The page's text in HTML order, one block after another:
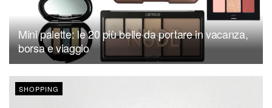
Mini palette: le 20 più belle da portare in vacanza,
borsa e viaggio
SHOPPING